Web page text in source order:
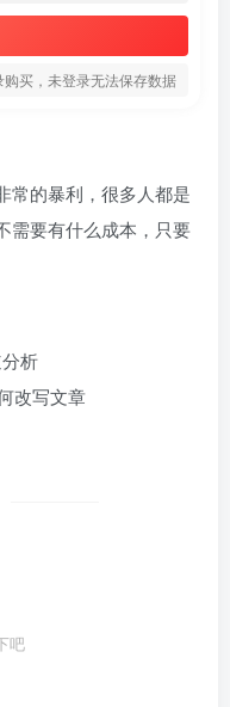
购买，未登录无法保存数据
常的暴利，很多人都是
需要有什么成本，只要
道分析
何改写文章
吧